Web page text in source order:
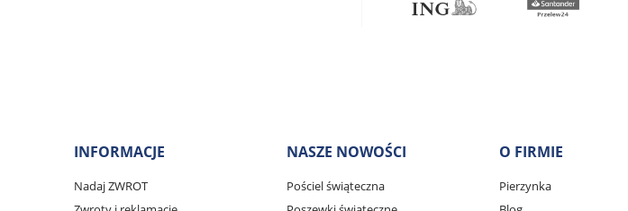
INFORMACJE
Nadaj ZWROT
NASZE NOWOŚCI
Pościel świąteczna
O FIRMIE
Pierzynka